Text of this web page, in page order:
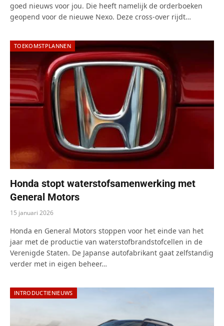
goed nieuws voor jou. Die heeft namelijk de orderboeken
geopend voor de nieuwe Nexo. Deze cross-over rijdt…
TOEKOMSTPLANNEN
Honda stopt waterstofsamenwerking met
General Motors
15 januari 2026
Honda en General Motors stoppen voor het einde van het
jaar met de productie van waterstofbrandstofcellen in de
Verenigde Staten. De Japanse autofabrikant gaat zelfstandig
verder met in eigen beheer…
INTRODUCTIENIEUWS